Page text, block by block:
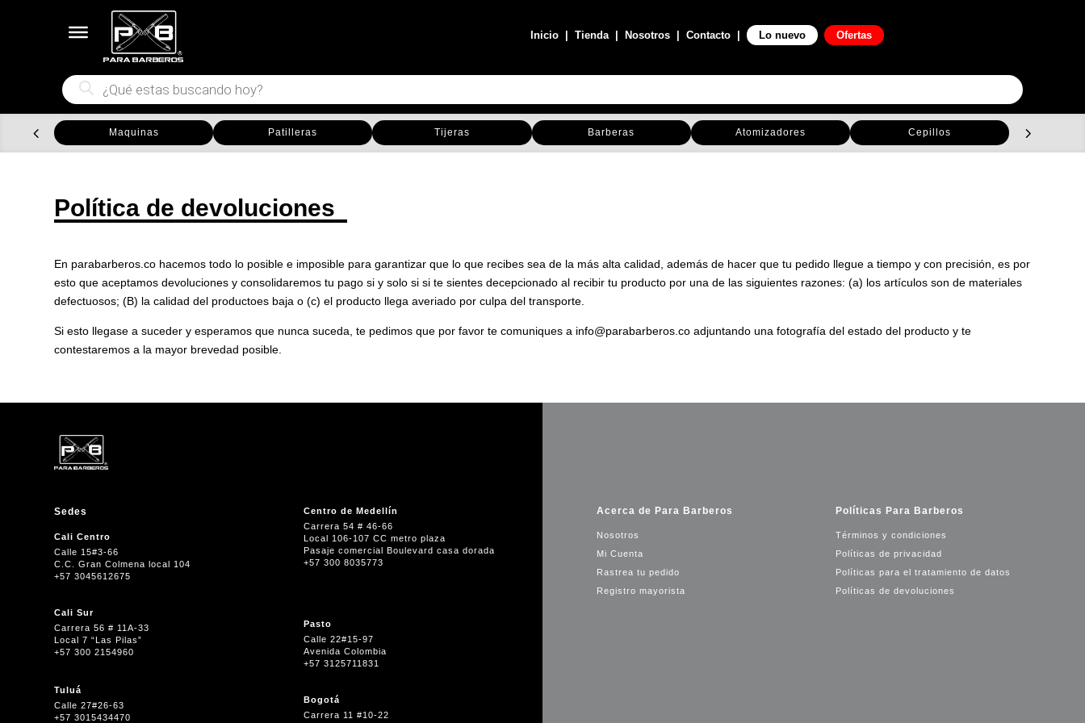
Inicio |Tienda| Nosotros |Contacto | Lo nuevo Ofertas
Búsqueda
de
productos
Maquinas Patilleras Tijeras Barberas Atomizadores Cepillos
Política de devoluciones
En parabarberos.co hacemos todo lo posible e imposible para garantizar que lo que recibes sea de la más alta calidad, además de hacer que tu pedido llegue a tiempo y con precisión, es por
esto que aceptamos devoluciones y consolidaremos tu pago si y solo si si te sientes decepcionado al recibir tu producto por una de las siguientes razones: (a) los artículos son de materiales
defectuosos; (B) la calidad del productoes baja o (c) el producto llega averiado por culpa del transporte.
Si esto llegase a suceder y esperamos que nunca suceda, te pedimos que por favor te comuniques a info@parabarberos.co adjuntando una fotografía del estado del producto y te
contestaremos a la mayor brevedad posible.
Sedes
Cali Centro
Calle 15#3-66
C.C. Gran Colmena local 104
+57 3045612675
Cali Sur
Carrera 56 # 11A-33
Local 7 “Las Pilas”
+57 300 2154960
Tuluá
Calle 27#26-63
+57 3015434470
Centro de Medellín
Carrera 54 # 46-66
Local 106-107 CC metro plaza
Pasaje comercial Boulevard casa dorada
+57 300 8035773
Pasto
Calle 22#15-97
Avenida Colombia
+57 3125711831
Bogotá
Carrera 11 #10-22
Acerca de Para Barberos
Nosotros
Mi Cuenta
Rastrea tu pedido
Registro mayorista
Políticas Para Barberos
Términos y condiciones
Políticas de privacidad
Políticas para el tratamiento de datos
Políticas de devoluciones